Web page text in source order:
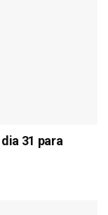
31 para